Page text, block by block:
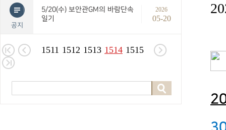
공지
5/20(수) 보안관GM의 바람단속
일기
2026
05-20
1511 1512 1513 1514 1515